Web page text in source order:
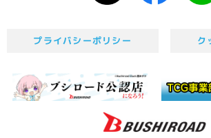
プライバシーポリシー ク